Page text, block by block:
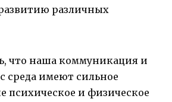
различных
что наша коммуникация и
среда имеют сильное
психическое и физическое